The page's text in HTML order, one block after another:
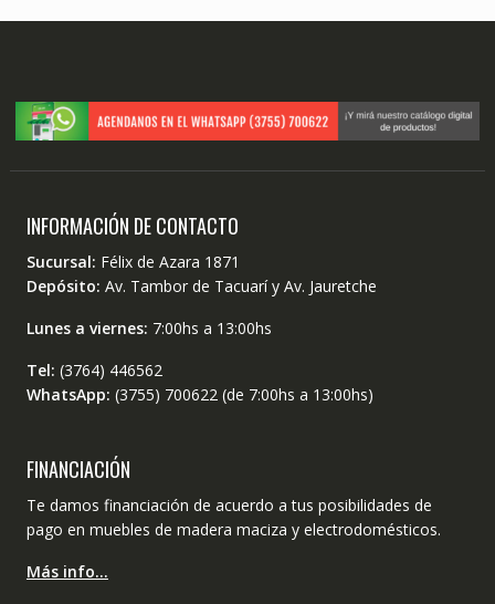
INFORMACIÓN DE CONTACTO
Sucursal: Félix de Azara 1871
Depósito: Av. Tambor de Tacuarí y Av. Jauretche
Lunes a viernes: 7:00hs a 13:00hs
Tel: (3764) 446562
WhatsApp: (3755) 700622 (de 7:00hs a 13:00hs)
FINANCIACIÓN
Te damos financiación de acuerdo a tus posibilidades de
pago en muebles de madera maciza y electrodomésticos.
Más info…